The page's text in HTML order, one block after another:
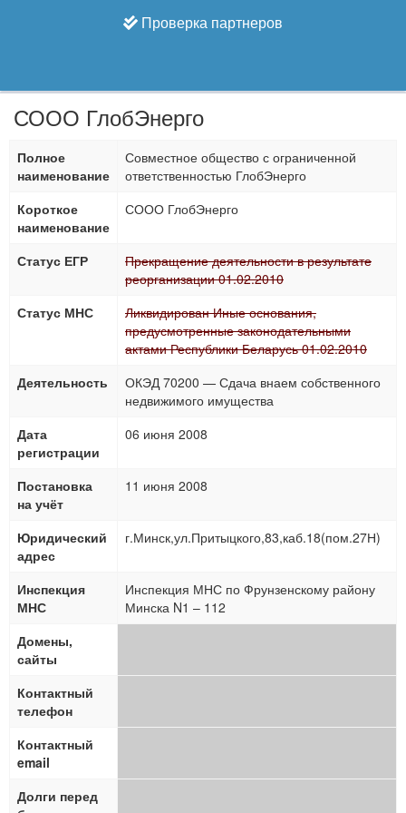
Проверка партнеров
СООО ГлобЭнерго
Полное
наименование
Совместное общество с ограниченной
ответственностью ГлобЭнерго
Короткое
наименование
СООО ГлобЭнерго
Статус ЕГР
Прекращение деятельности в результате
реорганизации 01.02.2010
Статус МНС
Ликвидирован Иные основания,
предусмотренные законодательными
актами Республики Беларусь 01.02.2010
Деятельность
ОКЭД 70200 — Сдача внаем собственного
недвижимого имущества
Дата
регистрации
06 июня 2008
Постановка
на учёт
11 июня 2008
Юридический
адрес
г.Минск,ул.Притыцкого,83,каб.18(пом.27Н)
Инспекция
МНС
Инспекция МНС по Фрунзенскому району
Минска N1 – 112
Домены,
сайты
Контактный
телефон
Контактный
email
Долги перед